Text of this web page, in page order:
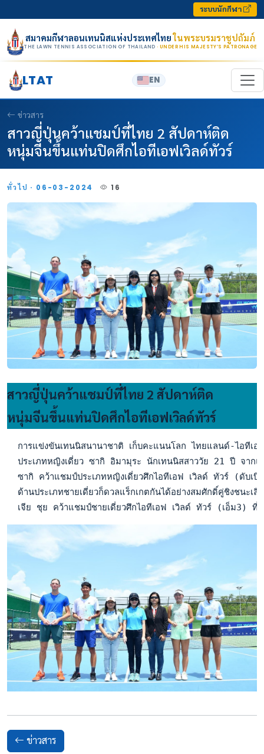
ระบบนักกีฬา
สมาคมกีฬาลอนเทนนิสแห่งประเทศไทยในพระบรมราชูปถัมภ์
THE LAWN TENNIS ASSOCIATION OF THAILAND · UNDER HIS MAJESTY’S PATRONAGE
LTAT EN
ข่าวสาร
สาวญี่ปุ่นคว้าแชมป์ที่ไทย 2 สัปดาห์ติด
หนุ่มจีนขึ้นแท่นปิดศึกไอทีเอฟเวิลด์ทัวร์
ทั่วไป · 06-03-2024 16
สาวญี่ปุ่นคว้าแชมป์ที่ไทย 2 สัปดาห์ติด
หนุ่มจีนขึ้นแท่นปิดศึกไอทีเอฟเวิลด์ทัวร์
การแข่งขันเทนนิสนานาชาติ เก็บคะแนนโลก ไทยแลนด์-ไอทีเ
ประเภทหญิงเดี่ยว ซากิ อิมามุระ นักเทนนิสสาววัย 21 ปี จา
ซากิ คว้าแชมป์ประเภทหญิงเดี่ยวศึกไอทีเอฟ เวิลด์ ทัวร์ (ดับ
ด้านประเภทชายเดี่ยวก็ดวลแร็กเกตกันได้อย่างสมศักดิ์คู่ชิงชนะเ
เจีย ชุย คว้าแชมป์ชายเดี่ยวศึกไอทีเอฟ เวิลด์ ทัวร์ (เอ็ม3)
ข่าวสาร